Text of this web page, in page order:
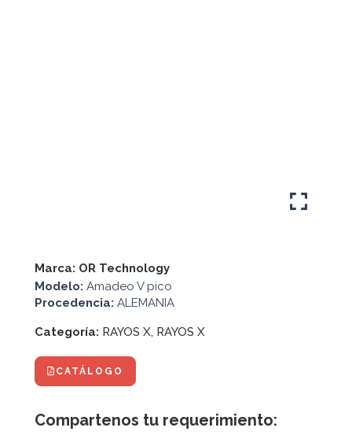
Marca: OR Technology
Modelo: Amadeo V pico
Procedencia: ALEMANIA
Categoría: RAYOS X, RAYOS X
CATÁLOGO
Compartenos tu requerimiento: